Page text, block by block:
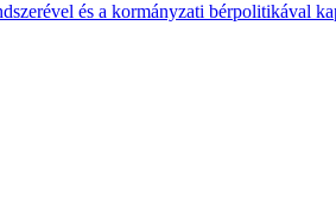
és a kormányzati bérpolitikával